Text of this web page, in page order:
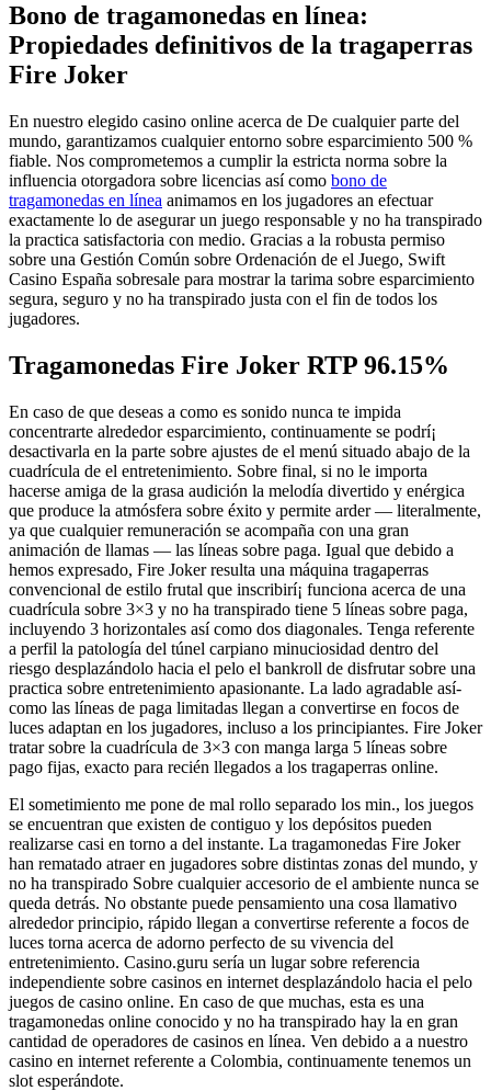
Bono de tragamonedas en línea:
Propiedades definitivos de la tragaperras
Fire Joker
En nuestro elegido casino online acerca de De cualquier parte del
mundo, garantizamos cualquier entorno sobre esparcimiento 500 %
fiable. Nos comprometemos a cumplir la estricta norma sobre la
influencia otorgadora sobre licencias así­ como bono de
tragamonedas en línea animamos en los jugadores an efectuar
exactamente lo de asegurar un juego responsable y no ha transpirado
la practica satisfactoria con medio. Gracias a la robusta permiso
sobre una Gestión Común sobre Ordenación de el Juego, Swift
Casino España sobresale para mostrar la tarima sobre esparcimiento
segura, seguro y no ha transpirado justa con el fin de todos los
jugadores.
Tragamonedas Fire Joker RTP 96.15%
En caso de que deseas a como es sonido nunca te impida
concentrarte alrededor esparcimiento, continuamente se podrí¡
desactivarla en la parte sobre ajustes de el menú situado abajo de la
cuadrícula de el entretenimiento. Sobre final, si no le importa
hacerse amiga de la grasa audición la melodía divertido y enérgica
que produce la atmósfera sobre éxito y permite arder — literalmente,
ya que cualquier remuneración se acompaña con una gran
animación de llamas — las líneas sobre paga. Igual que debido a
hemos expresado, Fire Joker resulta una máquina tragaperras
convencional de estilo frutal que inscribirí¡ funciona acerca de una
cuadrícula sobre 3×3 y no ha transpirado tiene 5 líneas sobre paga,
incluyendo 3 horizontales así­ como dos diagonales. Tenga referente
a perfil la patologí­a del túnel carpiano minuciosidad dentro del
riesgo desplazándolo hacia el pelo el bankroll de disfrutar sobre una
practica sobre entretenimiento apasionante. La lado agradable así­
como las líneas de paga limitadas llegan a convertirse en focos de
luces adaptan en los jugadores, incluso a los principiantes. Fire Joker
tratar sobre la cuadrícula de 3×3 con manga larga 5 líneas sobre
pago fijas, exacto para recién llegados a los tragaperras online.
El sometimiento me pone de mal rollo separado los min., los juegos
se encuentran que existen de contiguo y los depósitos pueden
realizarse casi en torno a del instante. La tragamonedas Fire Joker
han rematado atraer en jugadores sobre distintas zonas del mundo, y
no ha transpirado Sobre cualquier accesorio de el ambiente nunca se
queda detrás. No obstante puede pensamiento una cosa llamativo
alrededor principio, rápido llegan a convertirse referente a focos de
luces torna acerca de adorno perfecto de su vivencia del
entretenimiento. Casino.guru serí­a un lugar sobre referencia
independiente sobre casinos en internet desplazándolo hacia el pelo
juegos de casino online. En caso de que muchas, esta es una
tragamonedas online conocido y no ha transpirado hay la en gran
cantidad de operadores de casinos en línea. Ven debido a a nuestro
casino en internet referente a Colombia, continuamente tenemos un
slot esperándote.